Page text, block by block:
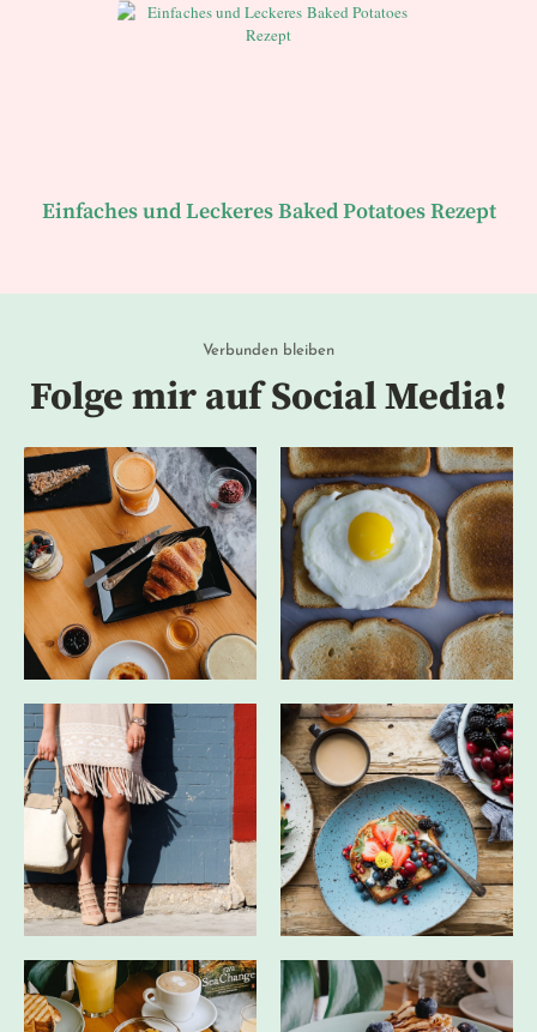
Einfaches und Leckeres Baked Potatoes Rezept
Verbunden bleiben
Folge mir auf Social Media!